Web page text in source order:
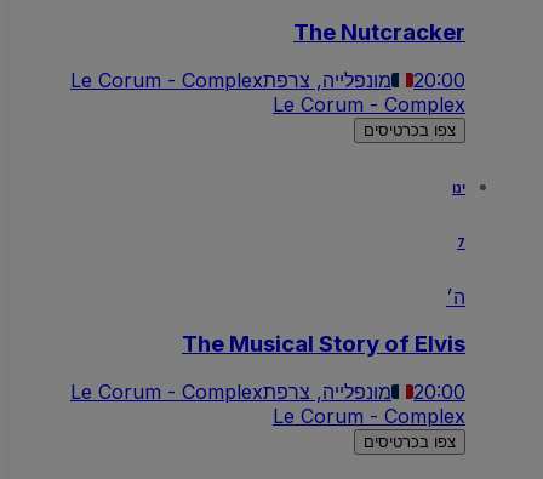
The Nutcracker
20:00 מונפלייה, צרפתLe Corum - Complex
Le Corum - Complex
צפו בכרטיסים
ה׳
The Musical Story of Elvis
20:00 מונפלייה, צרפתLe Corum - Complex
Le Corum - Complex
צפו בכרטיסים